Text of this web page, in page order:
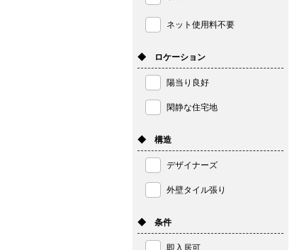
ネット使用料不要
◆ ロケーション
陽当り良好
閑静な住宅地
◆ 構造
デザイナーズ
外壁タイル張り
◆ 条件
即入居可